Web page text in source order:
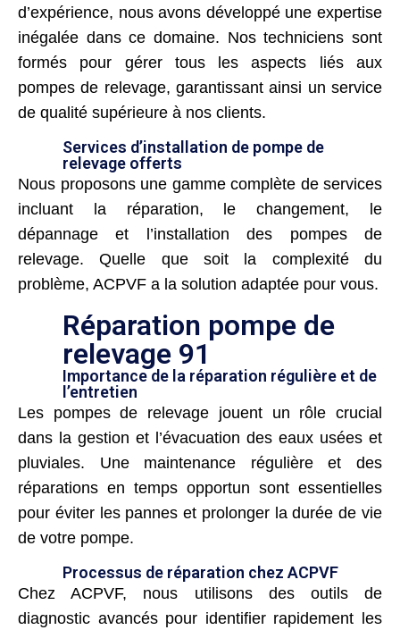
d’expérience, nous avons développé une expertise
inégalée dans ce domaine. Nos techniciens sont
formés pour gérer tous les aspects liés aux
pompes de relevage, garantissant ainsi un service
de qualité supérieure à nos clients.
Services d’installation de pompe de
relevage offerts
Nous proposons une gamme complète de services
incluant la réparation, le changement, le
dépannage et l’installation des pompes de
relevage. Quelle que soit la complexité du
problème, ACPVF a la solution adaptée pour vous.
Réparation pompe de
relevage 91
Importance de la réparation régulière et de
l’entretien
Les pompes de relevage jouent un rôle crucial
dans la gestion et l’évacuation des eaux usées et
pluviales. Une maintenance régulière et des
réparations en temps opportun sont essentielles
pour éviter les pannes et prolonger la durée de vie
de votre pompe.
Processus de réparation chez ACPVF
Chez ACPVF, nous utilisons des outils de
diagnostic avancés pour identifier rapidement les